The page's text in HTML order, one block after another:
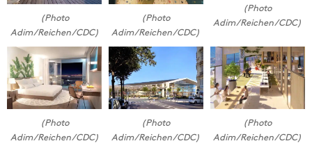
(Photo
Adim/Reichen/CDC)
(Photo
Adim/Reichen/CDC)
(Photo
Adim/Reichen/CDC)
(Photo
Adim/Reichen/CDC)
(Photo
Adim/Reichen/CDC)
(Photo
Adim/Reichen/CDC)